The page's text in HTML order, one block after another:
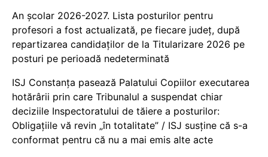
An școlar 2026-2027. Lista posturilor pentru
profesori a fost actualizată, pe fiecare județ, după
repartizarea candidaților de la Titularizare 2026 pe
posturi pe perioadă nedeterminată
ISJ Constanța pasează Palatului Copiilor executarea
hotărârii prin care Tribunalul a suspendat chiar
deciziile Inspectoratului de tăiere a posturilor:
Obligațiile vă revin „în totalitate” / ISJ susține că s-a
conformat pentru că nu a mai emis alte acte